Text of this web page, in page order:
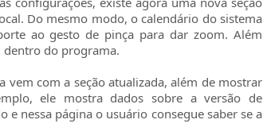
Do mesmo modo, o calendário do sistema
ao gesto de pinça para dar zoom. Além
dentro do programa.
vem com a seção atualizada, além de mostrar
ele mostra dados sobre a versão de
nessa página o usuário consegue saber se a